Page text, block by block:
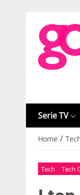
Serie TV
Home /
Tech Tech